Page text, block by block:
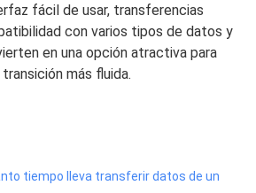
fácil de usar, transferencias
con varios tipos de datos y
en una opción atractiva para
más fluida.
tiempo lleva transferir datos de un